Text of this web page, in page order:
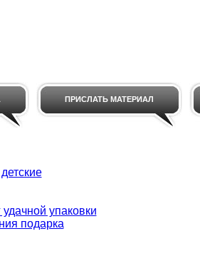
ПРИСЛАТЬ МАТЕРИАЛ
упаковки
подарка